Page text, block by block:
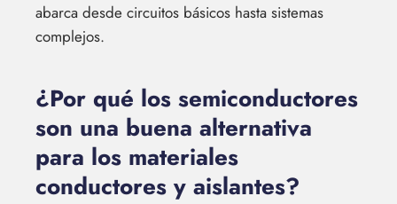
abarca desde circuitos básicos hasta sistemas
complejos.
¿Por qué los semiconductores
son una buena alternativa
para los materiales
conductores y aislantes?